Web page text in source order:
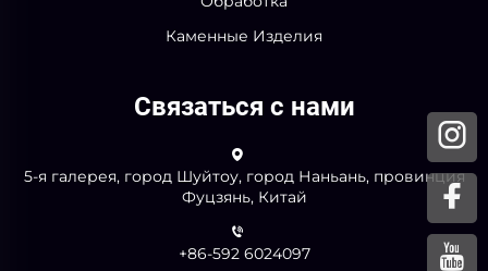
Каменные Изделия
Связаться с нами
5-я галерея, город Шуйтоу, город Наньань, провинция
Фуцзянь, Китай
+86-592 6024097